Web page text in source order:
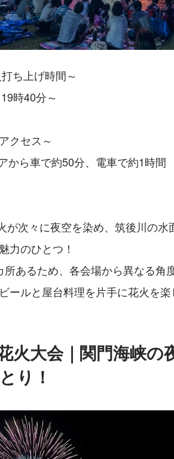
ち上げ時間～
時40分～
クセス～
から車で約50分、電車で約1時間
が次々に夜空を染め、筑後川の
力のひとつ！
あるため、各会場から異なる角
ールと屋台料理を片手に花火を
火大会｜関門海峡の
り！